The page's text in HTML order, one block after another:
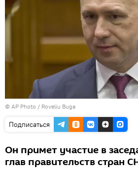
© AP Photo / Roveliu Buga
Подписаться
Он примет участие в
глав правительств стран